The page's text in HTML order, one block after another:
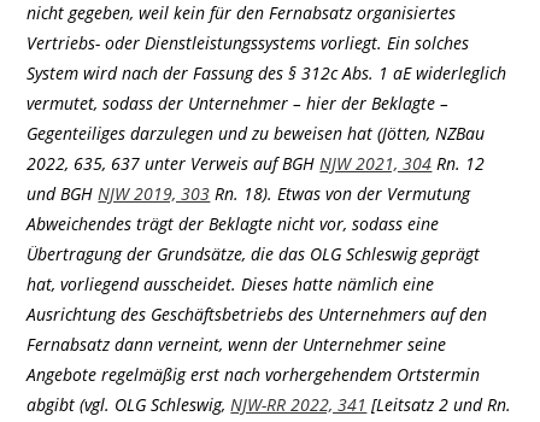
nicht gegeben, weil kein für den Fernabsatz organisiertes
Vertriebs- oder Dienstleistungssystems vorliegt. Ein solches
System wird nach der Fassung des § 312c Abs. 1 aE widerleglich
vermutet, sodass der Unternehmer – hier der Beklagte –
Gegenteiliges darzulegen und zu beweisen hat (Jötten, NZBau
2022, 635, 637 unter Verweis auf BGHNJW 2021, 304 Rn. 12
und BGHNJW 2019, 303 Rn. 18). Etwas von der Vermutung
Abweichendes trägt der Beklagte nicht vor, sodass eine
Übertragung der Grundsätze, die das OLG Schleswig geprägt
hat, vorliegend ausscheidet. Dieses hatte nämlich eine
Ausrichtung des Geschäftsbetriebs des Unternehmers auf den
Fernabsatz dann verneint, wenn der Unternehmer seine
Angebote regelmäßig erst nach vorhergehendem Ortstermin
abgibt (vgl. OLG Schleswig,NJW-RR 2022, 341 [Leitsatz 2 und Rn.